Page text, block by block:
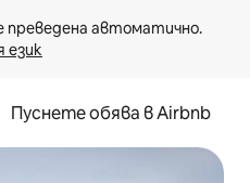
език
Пуснете обява в Airbnb